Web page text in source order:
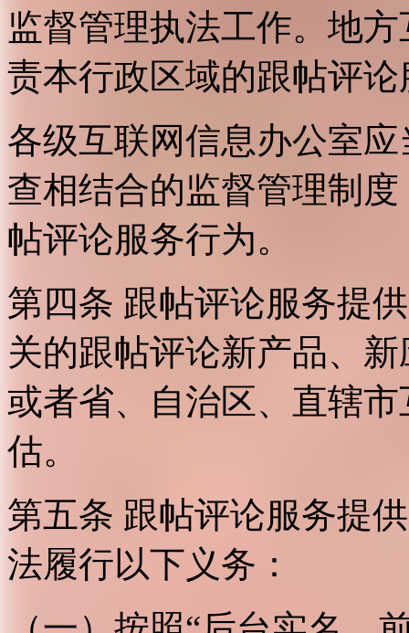
监督管理执法工作。地
责本行政区域的跟帖评
各级互联网信息办公室
查相结合的监督管理制
帖评论服务行为。
第四条 跟帖评论服务提
关的跟帖评论新产品、
或者省、自治区、直辖
估。
第五条 跟帖评论服务提
法履行以下义务：